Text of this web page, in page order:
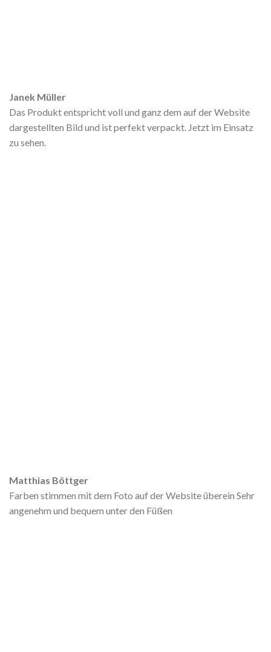
Janek Müller
Das Produkt entspricht voll und ganz dem auf der Website
dargestellten Bild und ist perfekt verpackt. Jetzt im Einsatz
zu sehen.
Matthias Böttger
Farben stimmen mit dem Foto auf der Website überein Sehr
angenehm und bequem unter den Füßen